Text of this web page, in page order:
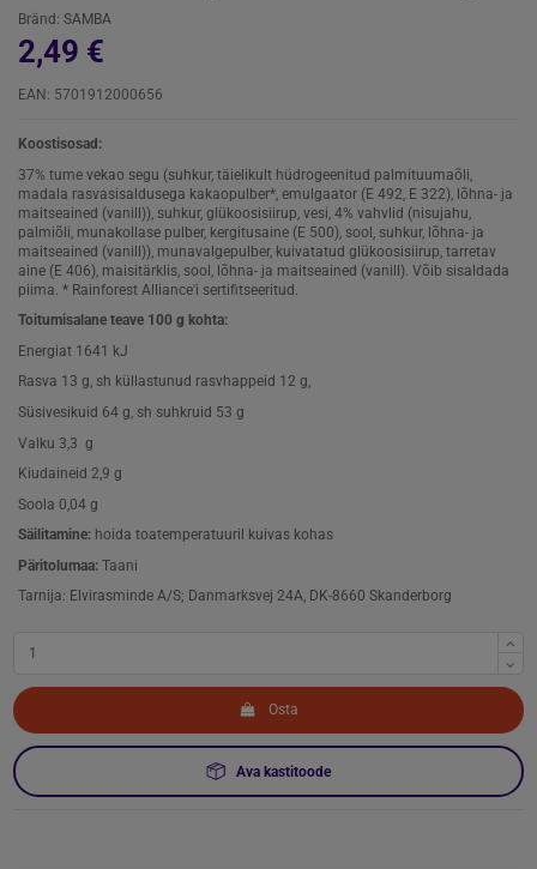
Bränd: SAMBA
2,49 €
EAN: 5701912000656
Koostisosad:
37% tume vekao segu (suhkur, täielikult hüdrogeenitud palmituumaõli,
madala rasvasisaldusega kakaopulber*, emulgaator (E 492, E 322), lõhna- ja
maitseained (vanill)), suhkur, glükoosisiirup, vesi, 4% vahvlid (nisujahu,
palmiõli, munakollase pulber, kergitusaine (E 500), sool, suhkur, lõhna- ja
maitseained (vanill)), munavalgepulber, kuivatatud glükoosisiirup, tarretav
aine (E 406), maisitärklis, sool, lõhna- ja maitseained (vanill). Võib sisaldada
piima. * Rainforest Alliance'i sertifitseeritud.
Toitumisalane teave 100 g kohta:
Energiat 1641 kJ
Rasva 13 g, sh küllastunud rasvhappeid 12 g,
Süsivesikuid 64 g, sh suhkruid 53 g
Valku 3,3 g
Kiudaineid 2,9 g
Soola 0,04 g
Säilitamine: hoida toatemperatuuril kuivas kohas
Päritolumaa: Taani
Tarnija: Elvirasminde A/S; Danmarksvej 24A, DK-8660 Skanderborg
Osta
Ava kastitoode